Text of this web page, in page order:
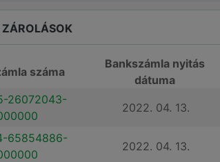
száma
Bankszámla nyitás
dátuma
26072043-
2022. 04. 13.
65854886-
2022. 04. 13.